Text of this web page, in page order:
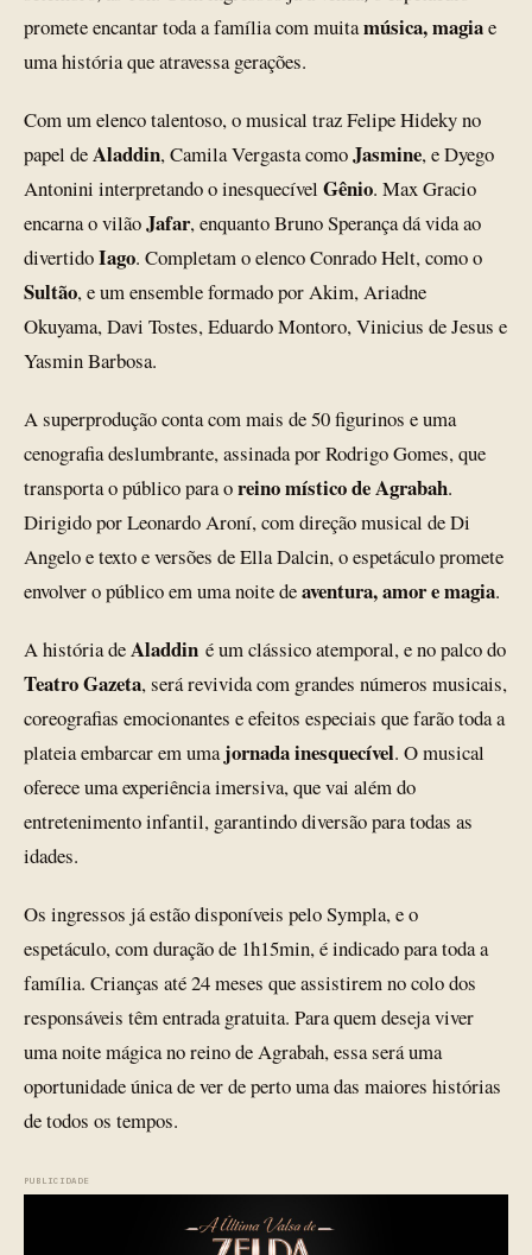
promete encantar toda a família com muitamúsica, magiae
uma história que atravessa gerações.
Com um elenco talentoso, o musical traz Felipe Hideky no
papel deAladdin, Camila Vergasta comoJasmine, e Dyego
Antonini interpretando o inesquecível Gênio. Max Gracio
encarna o vilãoJafar, enquanto Bruno Sperança dá vida ao
divertidoIago. Completam o elenco Conrado Helt, como o
Sultão, e um ensemble formado por Akim, Ariadne
Okuyama, Davi Tostes, Eduardo Montoro, Vinicius de Jesus e
Yasmin Barbosa.
A superprodução conta com mais de 50 figurinos e uma
cenografia deslumbrante, assinada por Rodrigo Gomes, que
transporta o público para oreino místico de Agrabah.
Dirigido por Leonardo Aroní, com direção musical de Di
Angelo e texto e versões de Ella Dalcin, o espetáculo promete
envolver o público em uma noite deaventura, amor e magia.
A história deAladdin é um clássico atemporal, e no palco do
Teatro Gazeta, será revivida com grandes números musicais,
coreografias emocionantes e efeitos especiais que farão toda a
plateia embarcar em umajornada inesquecível. O musical
oferece uma experiência imersiva, que vai além do
entretenimento infantil, garantindo diversão para todas as
idades.
Os ingressos já estão disponíveis pelo Sympla, e o
espetáculo, com duração de 1h15min, é indicado para toda a
família. Crianças até 24 meses que assistirem no colo dos
responsáveis têm entrada gratuita. Para quem deseja viver
uma noite mágica no reino de Agrabah, essa será uma
oportunidade única de ver de perto uma das maiores histórias
de todos os tempos.
PUBLICIDADE